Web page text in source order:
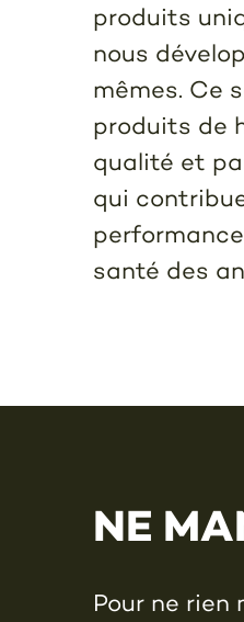
produits
nous
mêmes. Ce
produits de
qualité et
qui
santé des
NE
Pour ne